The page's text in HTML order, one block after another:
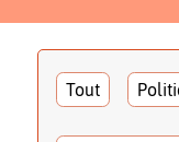
Tout